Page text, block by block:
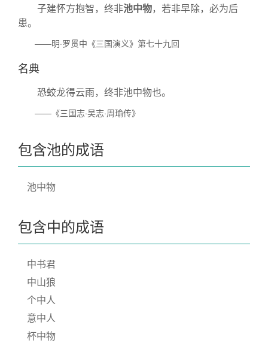
子建怀方抱智，终非池中物，若非早除，必为后
患。
——明·罗贯中《三国演义》第七十九回
名典
恐蛟龙得云雨，终非池中物也。
——《三国志·吴志·周瑜传》
包含池的成语
池中物
包含中的成语
中书君
中山狼
个中人
意中人
杯中物